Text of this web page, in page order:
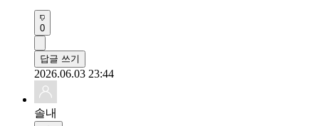
0
답글 쓰기
2026.06.03 23:44
솔내